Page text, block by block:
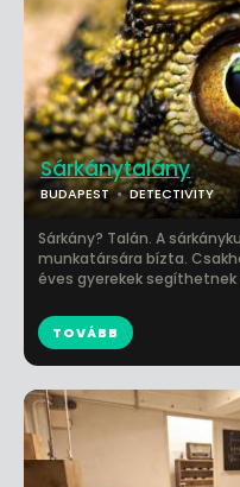
Sárkánytalány
BUDAPEST DETECTIVITY
Sárkány? Talán. A
munkatársára bízta.
éves gyerekek
TOVÁBB